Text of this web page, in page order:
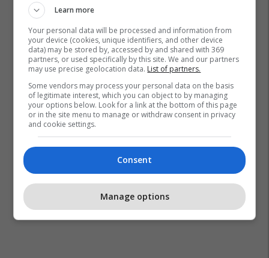
Learn more
Your personal data will be processed and information from
your device (cookies, unique identifiers, and other device
data) may be stored by, accessed by and shared with 369
partners, or used specifically by this site. We and our partners
may use precise geolocation data. List of partners.
Some vendors may process your personal data on the basis
of legitimate interest, which you can object to by managing
your options below. Look for a link at the bottom of this page
or in the site menu to manage or withdraw consent in privacy
and cookie settings.
Consent
Manage options